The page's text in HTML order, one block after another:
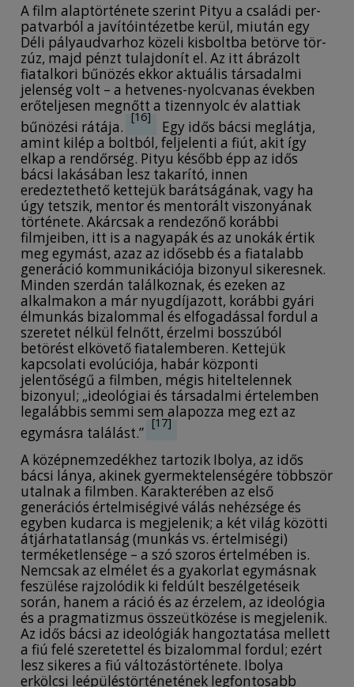
A film alaptörténete szerint Pityu a családi per-
patvarból a javítóintézetbe kerül, miután egy
Déli pályaudvarhoz közeli kisboltba betörve tör-
zúz, majd pénzt tulajdonít el. Az itt ábrázolt
fiatalkori bűnözés ekkor aktuális társadalmi
jelenség volt – a hetvenes-nyolcvanas években
erőteljesen megnőtt a tizennyolc év alattiak
bűnözési rátája.
[16]
Egy idős bácsi meglátja,
amint kilép a boltból, feljelenti a fiút, akit így
elkap a rendőrség. Pityu később épp az idős
bácsi lakásában lesz takarító, innen
eredeztethető kettejük barátságának, vagy ha
úgy tetszik, mentor és mentorált viszonyának
története. Akárcsak a rendezőnő korábbi
filmjeiben, itt is a nagyapák és az unokák értik
meg egymást, azaz az idősebb és a fiatalabb
generáció kommunikációja bizonyul sikeresnek.
Minden szerdán találkoznak, és ezeken az
alkalmakon a már nyugdíjazott, korábbi gyári
élmunkás bizalommal és elfogadással fordul a
szeretet nélkül felnőtt, érzelmi bosszúból
betörést elkövető fiatalemberen. Kettejük
kapcsolati evolúciója, habár központi
jelentőségű a filmben, mégis hiteltelennek
bizonyul; „ideológiai és társadalmi értelemben
legalábbis semmi sem alapozza meg ezt az
egymásra találást.”
[17]
A középnemzedékhez tartozik Ibolya, az idős
bácsi lánya, akinek gyermektelenségére többször
utalnak a filmben. Karakterében az első
generációs értelmiségivé válás nehézsége és
egyben kudarca is megjelenik; a két világ közötti
átjárhatatlanság (munkás vs. értelmiségi)
terméketlensége – a szó szoros értelmében is.
Nemcsak az elmélet és a gyakorlat egymásnak
feszülése rajzolódik ki feldúlt beszélgetéseik
során, hanem a ráció és az érzelem, az ideológia
és a pragmatizmus összeütközése is megjelenik.
Az idős bácsi az ideológiák hangoztatása mellett
a fiú felé szeretettel és bizalommal fordul; ezért
lesz sikeres a fiú változástörténete. Ibolya
erkölcsi leépüléstörténetének legfontosabb